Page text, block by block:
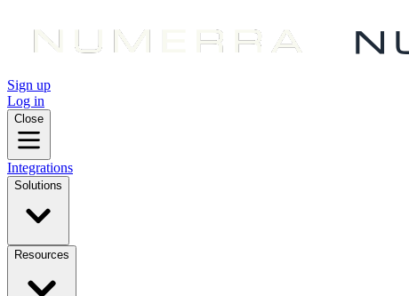
Sign up
Log in
Close
Integrations
Solutions
Resources